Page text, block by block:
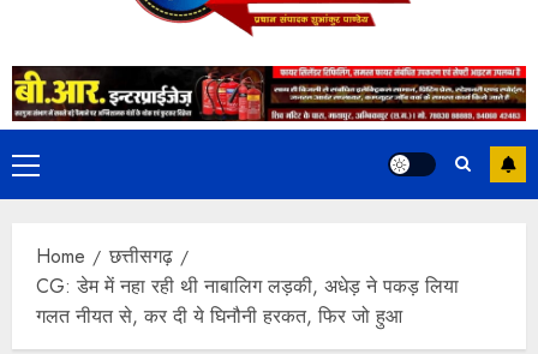
Home
छत्तीसगढ़
CG: डेम में नहा रही थी नाबालिग लड़की, अधेड़ ने पकड़ लिया
गलत नीयत से, कर दी ये घिनौनी हरकत, फिर जो हुआ